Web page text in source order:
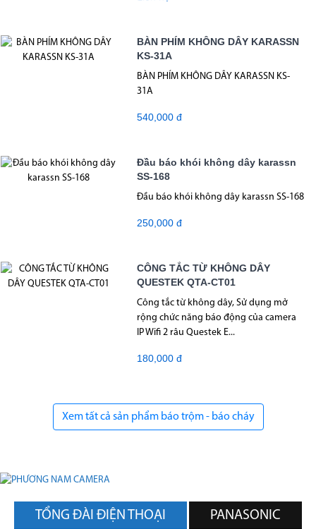
BÀN PHÍM KHÔNG DÂY KARASSN
KS-31A
BÀN PHÍM KHÔNG DÂY KARASSN KS-
31A
540,000 đ
Đầu báo khói không dây karassn
SS-168
Đầu báo khói không dây karassn SS-168
250,000 đ
CÔNG TẮC TỪ KHÔNG DÂY
QUESTEK QTA-CT01
Công tắc từ không dây, Sử dụng mở
rộng chức năng báo động của camera
IP Wifi 2 râu Questek E...
180,000 đ
Xem tất cả sản phẩm báo trộm - báo cháy
TỔNG ĐÀI ĐIỆN THOẠI PANASONIC